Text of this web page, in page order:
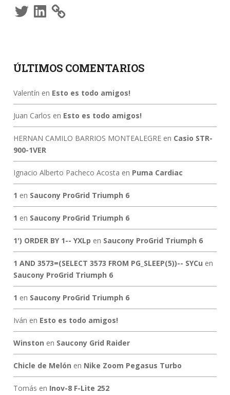
TwitterLinkedIn
ÚLTIMOS COMENTARIOS
Valentín en Esto es todo amigos!
Juan Carlos en Esto es todo amigos!
HERNAN CAMILO BARRIOS MONTEALEGREen Casio STR-
900-1VER
Ignacio Alberto Pacheco Acosta en Puma Cardiac
1 en Saucony ProGrid Triumph 6
1 en Saucony ProGrid Triumph 6
1') ORDER BY 1-- YXLp en Saucony ProGrid Triumph 6
1 AND 3573=(SELECT 3573 FROM PG_SLEEP(5))-- SYCu en
Saucony ProGrid Triumph 6
1 en Saucony ProGrid Triumph 6
Iván en Esto es todo amigos!
Winston en Saucony Grid Raider
Chicle de Melón en Nike Zoom Pegasus Turbo
Tomás en Inov-8 F-Lite 252